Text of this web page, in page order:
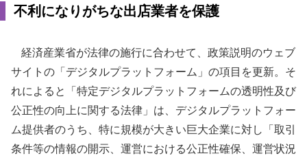
不利になりがちな出店業者を保護
経済産業省が法律の施行に合わせて、政策説明のウェブ
サイトの「デジタルプラットフォーム」の項目を更新。そ
れによると「特定デジタルプラットフォームの透明性及び
公正性の向上に関する法律」は、デジタルプラットフォー
ム提供者のうち、特に規模が大きい巨大企業に対し「取引
条件等の情報の開示、運営における公正性確保、運営状況